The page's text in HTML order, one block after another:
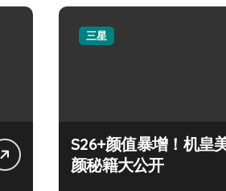
三星
S26+颜值暴增！机皇
颜秘籍大公开